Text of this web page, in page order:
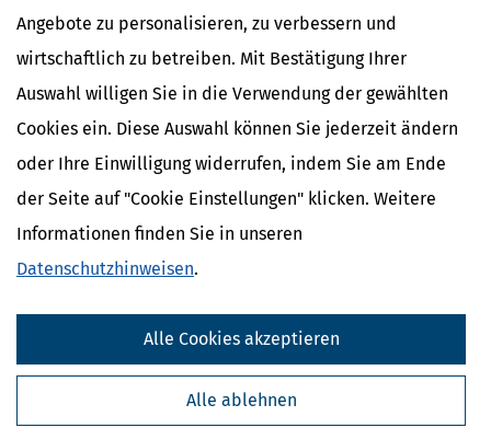
Angebote zu personalisieren, zu verbessern und
wirtschaftlich zu betreiben. Mit Bestätigung Ihrer
Auswahl willigen Sie in die Verwendung der gewählten
Cookies ein. Diese Auswahl können Sie jederzeit ändern
oder Ihre Einwilligung widerrufen, indem Sie am Ende
der Seite auf "Cookie Einstellungen" klicken. Weitere
Informationen finden Sie in unseren
Datenschutzhinweisen.
Alle ablehnen
Alle Cookies akzeptieren
Kostenlose Steuertipps & News
Absenden